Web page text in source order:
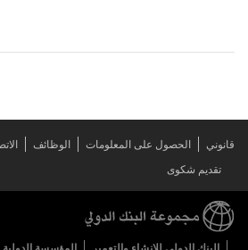
قانوني الحصول على المعلومات الوظائف
تقديم شكوى